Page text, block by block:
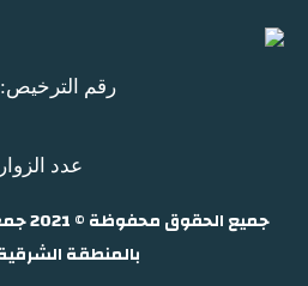
رقم الترخيص: 859
عدد الزوار
جميع
بالمنطقة